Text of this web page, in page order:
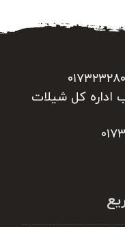
اداره کل شیلات